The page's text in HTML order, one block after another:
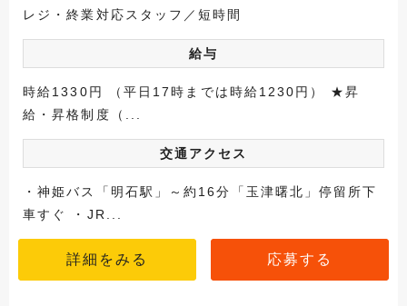
レジ・終業対応スタッフ／短時間
給与
時給1330円 （平日17時までは時給1230円） ★昇
給・昇格制度（...
交通アクセス
・神姫バス「明石駅」～約16分「玉津曙北」停留所下
車すぐ ・JR...
詳細をみる 応募する